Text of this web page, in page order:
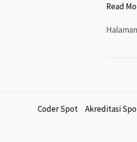
tentang
Read
Coder Spot Akreditasi